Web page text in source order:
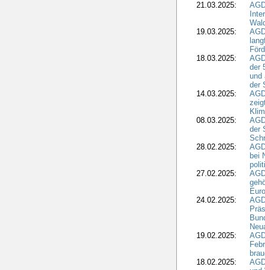
21.03.2025:
19.03.2025:
18.03.2025:
der
und
der
14.03.2025:
08.03.2025:
der
28.02.2025:
bei
27.02.2025:
24.02.2025:
19.02.2025:
18.02.2025: